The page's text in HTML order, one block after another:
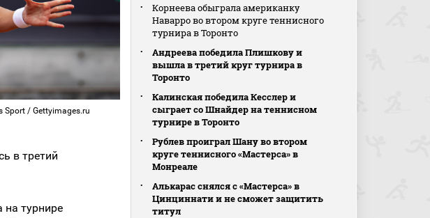
Sport / Gettyimages.ru
в третий
на турнире
Корнеева обыграла американку
Наварро во втором круге теннисного
турнира в Торонто
Андреева победила Плишкову и
вышла в третий круг турнира в
Торонто
Калинская победила Кесслер и
сыграет со Шнайдер на теннисном
турнире в Торонто
Рублев проиграл Шану во втором
круге теннисного «Мастерса» в
Монреале
Алькарас снялся с «Мастерса» в
Цинциннати и не сможет защитить
титул